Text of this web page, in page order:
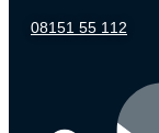
08151 55 112